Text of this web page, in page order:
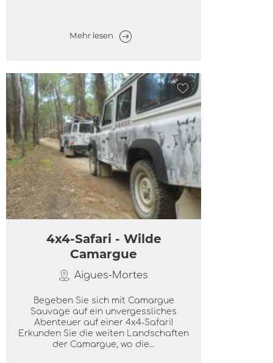
Mehr lesen
4x4-Safari - Wilde
Camargue
Aigues-Mortes
Begeben Sie sich mit Camargue
Sauvage auf ein unvergessliches
Abenteuer auf einer 4x4-Safari!
Erkunden Sie die weiten Landschaften
der Camargue, wo die...